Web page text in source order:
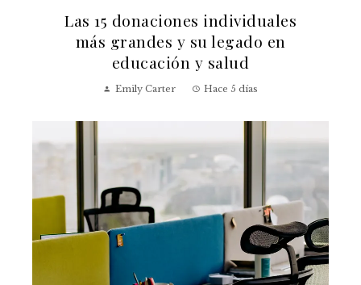
Las 15 donaciones individuales
más grandes y su legado en
educación y salud
Emily Carter Hace 5 días